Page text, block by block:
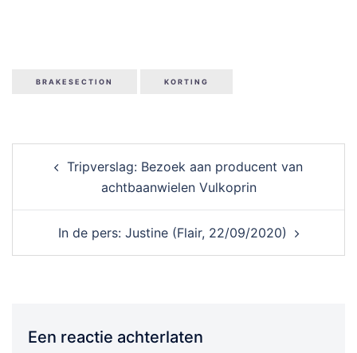
BRAKESECTION KORTING
navigationTripverslag: Bezoek aan producent van
achtbaanwielen Vulkoprin
In de pers: Justine (Flair, 22/09/2020)
Een reactie achterlaten